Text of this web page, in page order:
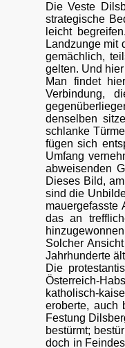
Die Veste
strategische
leicht
Landzunge mit
gemächlich,
gelten. Und
Man findet
Verbindung,
denselben
schlanke
fügen sich
Umfang
abweisenden
Dieses Bild,
sind die
mauergefasste
das an
Solcher
Jahrhunderte
Die
Österreich-
katholisch-
eroberte, auch
Festung
bestürmt;
doch in